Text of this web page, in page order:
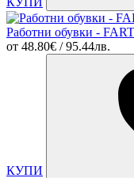
Работни обувки -
от 48.80€ / 95.44лв.
КУПИ